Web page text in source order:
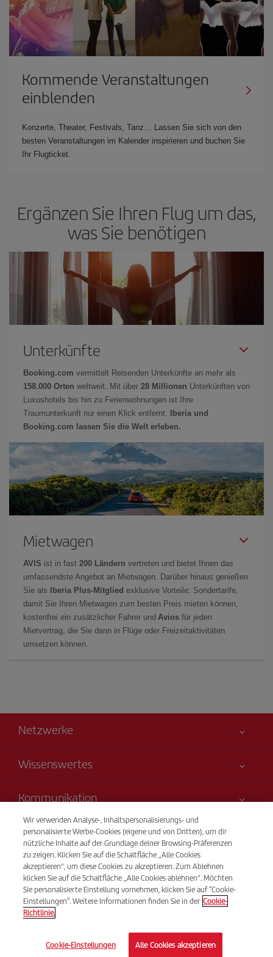
Kommende Veranstaltungen
einblenden
Konzerte, Theater, Festivals, Tanz… Lassen Sie sich von den
besten Veranstaltungen im Kalender inspirieren und buchen Sie
Ihr Flugticket.
Ergänzen Sie Ihren Flug um das,
was Sie benötigen
Unterkünfte
Booking.com vermittelt Reisenden Unterkünfte an mehr als
158.000 Orten weltweit. Mit über 28 Millionen Unterkünften von
Luxushotels bis hin zu Ferienwohnungen ist Ihre
Traumunterkunft nur einen Klick entfernt.
Iberia und
Booking.com lassen Sie die Welt erleben.
Mietwagen
AVIS ist in fast 200 Ländern vertreten und bietet Ihnen das
umfassendste Angebot an Mietwagen. Darüber hinaus genießen
Sie als
Iberia Plus-Mitglied exklusive Vorteile: Sondertarife,
damit Sie Ihren Mietwagen zum besten Preis mieten können,
kostenfrei ein zusätzlicher Fahrer und Avios für jeden
Mietvertrag, die Sie dann in Flüge oder Freizeitaktivitäten
umsetzen können.
Netzwerke
Wissenswertes
Erklärung zur Barrierefreiheit
Serviceverpflichtung
Sitemap
Nachhaltigkeit
Kommunikation
Neuheiten und Nachrichten
Iberia-Gruppe
Aktionäre und Investoren
Unsere Allianzen
British Airways
Transparenz
Rechtliche Hinweise
Beförderungs- bedingungen
Fluggastrechte
Allgemeine Geschäftsbedingungen des Iberia Club
Richtlinien zum Schutz personenbezogener Daten
Telefonverkauf
+43 01 79 56 77 22
Montag bis Sonntag 09:00 - 20:00 Uhr (Deutsch). Montag bis
Sonntag 00:00 - 24:00 Uhr (Englisch und Spanisch).
© Iberia 2026
Wir verwenden Analyse-, Inhaltspersonalisierungs- und
personalisierte Werbe-Cookies (eigene und von Dritten), um dir
nützliche Inhalte auf der Grundlage deiner Browsing-Präferenzen
zu zeigen. Klicken Sie auf die Schaltfläche „Alle Cookies
akzeptieren“, um diese Cookies zu akzeptieren. Zum Ablehnen
klicken Sie auf die Schaltfläche „Alle Cookies ablehnen“. Möchten
Sie personalisierte Einstellung vornehmen, klicken Sie auf "Cookie-
Einstellungen". Weitere Informationen finden Sie in der Cookie-
Richtlinie.
Cookie-Einstellungen Alle Cookies akzeptieren